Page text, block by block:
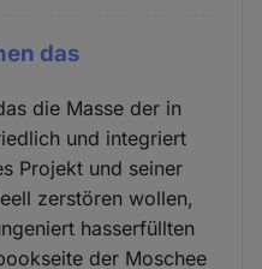
das
die Masse der in
und integriert
Projekt und seiner
zerstören wollen,
hasserfüllten
der Moschee